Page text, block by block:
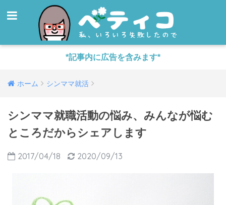
*記事内に広告を含みます*
ホーム シンママ就活
シンママ就職活動の悩み、みんなが悩む
ところだからシェアします
2017/04/18 2020/09/13